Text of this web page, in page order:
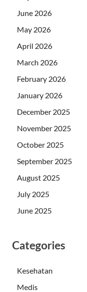
June 2026
May 2026
April 2026
March 2026
February 2026
January 2026
December 2025
November 2025
October 2025
September 2025
August 2025
July 2025
June 2025
Categories
Kesehatan
Medis